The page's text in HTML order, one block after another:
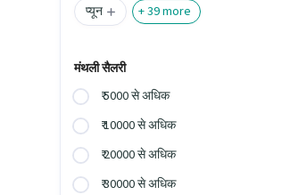
प्यून
+39more
मंथली सैलरी
₹ 5000 से अधिक
₹ 10000 से अधिक
₹ 20000 से अधिक
₹ 30000 से अधिक